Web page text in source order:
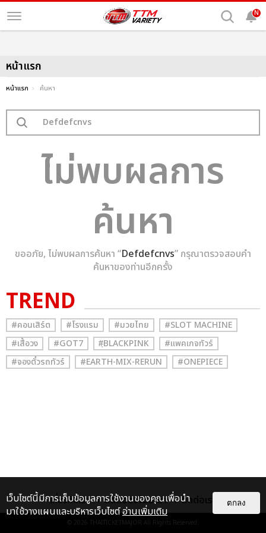
N
หน้าแรก
หน้าแรก ค้นหา
ไม่พบผลการ
ค้นหา
ขออภัย, ไม่พบผลการค้นหา “Defdefcnvs” กรุณาตรวจสอบคำ
ค้นหาของท่านอีกครั้ง
TREND
#คอนเสิร์ต #โรงแรม #มวยไทย
#SLOT MACHINE
#เสื้อวง
#GOT7 #ฺBLACKPINK
#แพคเกจทัวร์
#จองตั๋วรถทัวร์
#EARTH-MIX-RERUN #ONEPIECE
เกี่ยวกับเรา ติดต่อลงโฆษณา ติดต่อเรา
© 2026 THAITICKETMAJOR All Rights Reserved.
เว็บไซต์นี้มีการเก็บข้อมูลการใช้งานของคุณเพื่อนำ
มาใช้วางแผนและบริหารเว็บไซต์อ่านเพิ่มเติม
ตกลง